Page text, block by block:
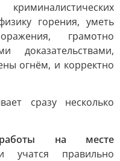
криминалистических
горения, уметь
грамотно
доказательствами,
огнём, и корректно
сразу несколько
на месте
учатся правильно